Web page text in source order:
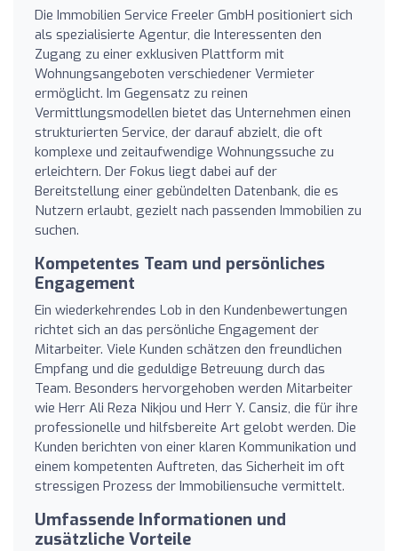
Die Immobilien Service Freeler GmbH positioniert sich
als spezialisierte Agentur, die Interessenten den
Zugang zu einer exklusiven Plattform mit
Wohnungsangeboten verschiedener Vermieter
ermöglicht. Im Gegensatz zu reinen
Vermittlungsmodellen bietet das Unternehmen einen
strukturierten Service, der darauf abzielt, die oft
komplexe und zeitaufwendige Wohnungssuche zu
erleichtern. Der Fokus liegt dabei auf der
Bereitstellung einer gebündelten Datenbank, die es
Nutzern erlaubt, gezielt nach passenden Immobilien zu
suchen.
Kompetentes Team und persönliches
Engagement
Ein wiederkehrendes Lob in den Kundenbewertungen
richtet sich an das persönliche Engagement der
Mitarbeiter. Viele Kunden schätzen den freundlichen
Empfang und die geduldige Betreuung durch das
Team. Besonders hervorgehoben werden Mitarbeiter
wie Herr Ali Reza Nikjou und Herr Y. Cansiz, die für ihre
professionelle und hilfsbereite Art gelobt werden. Die
Kunden berichten von einer klaren Kommunikation und
einem kompetenten Auftreten, das Sicherheit im oft
stressigen Prozess der Immobiliensuche vermittelt.
Umfassende Informationen und
zusätzliche Vorteile